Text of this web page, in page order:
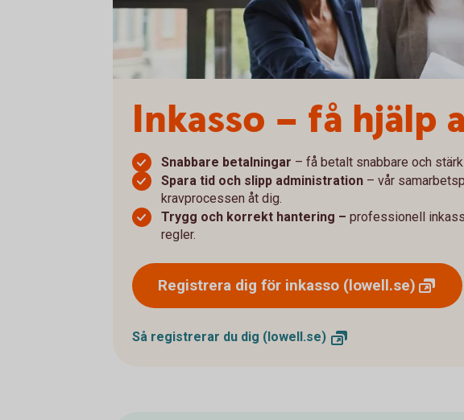
Inkasso – få hjälp
Snabbare betalningar – få betalt snabbare och
Spara tid och slipp administration – vår
kravprocessen åt dig.
Trygg och korrekt hantering – professionell
regler.
Registrera dig för inkasso (lowell.se)
Så registrerar du dig (lowell.se)